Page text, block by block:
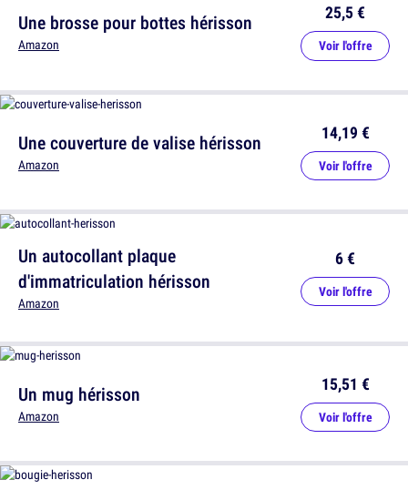
Une couverture de valise hérisson
Amazon
14,19 €
Voir l'offre
Un mug hérisson
Amazon
15,51 €
Voir l'offre
Une brosse pour bottes hérisson
Amazon
25,5 €
Voir l'offre
Un autocollant plaque
d'immatriculation hérisson
Amazon
6 €
Voir l'offre